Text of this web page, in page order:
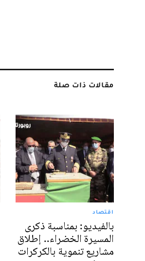
مقالات ذات صلة
اقتصاد
بالفيديو: بمناسبة ذكرى
المسيرة الخضراء.. إطلاق
مشاريع تنموية بالكركرات